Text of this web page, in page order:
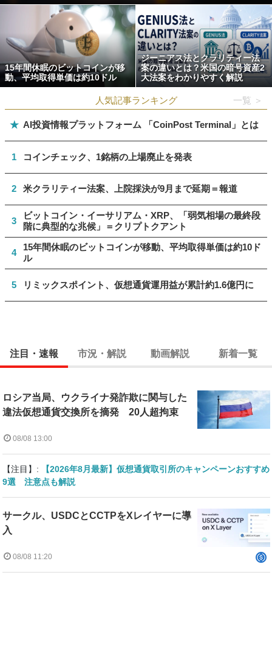
15年間休眠のビットコインが移
動、平均取得単価は約10ドル
ジーニアス法とクラリティー法
案の違いとは？米国の暗号資産2
大法案をわかりやすく解説
人気記事ランキング 一覧 ＞
★ AI投資情報プラットフォーム 「CoinPost Terminal」とは
1 コインチェック、1銘柄の上場廃止を発表
2 米クラリティー法案、上院採決が9月まで延期＝報道
3
ビットコイン・イーサリアム・XRP、「弱気相場の最終段
階に典型的な兆候」＝クリプトクアント
4
15年間休眠のビットコインが移動、平均取得単価は約10ド
ル
5 リミックスポイント、仮想通貨運用益が累計約1.6億円に
注目・速報 市況・解説 動画解説 新着一覧
ロシア当局、ウクライナ発詐欺に関与した
違法仮想通貨交換所を摘発 20人超拘束
08/08 13:00
【注目】:
【2026年8月最新】仮想通貨取引所のキャンペーンおすすめ
9選 注意点も解説
サークル、USDCとCCTPをXレイヤーに導
入
08/08 11:20